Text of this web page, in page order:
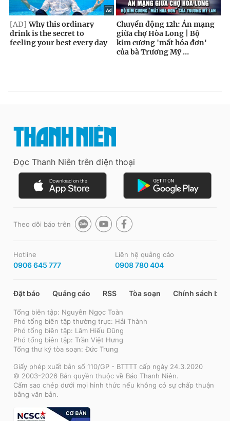
Đọc Thanh Niên trên điện thoại
Theo dõi báo trên
Hotline
0906 645 777
Liên hệ quảng cáo
0908 780 404
Đặt báo Quảng cáo RSS Tòa soạn Chính sách bảo
Tổng biên tập: Nguyễn Ngọc Toàn
Phó tổng biên tập thường trực: Hải Thành
Phó tổng biên tập: Lâm Hiếu Dũng
Phó tổng biên tập: Trần Việt Hưng
Tổng thư ký tòa soạn: Đức Trung
Giấy phép xuất bản số 110/GP - BTTTT cấp ngày 24.3.2020
© 2003-2026 Bản quyền thuộc về Báo Thanh Niên.
Cấm sao chép dưới mọi hình thức nếu không có sự chấp thuận
bằng văn bản.